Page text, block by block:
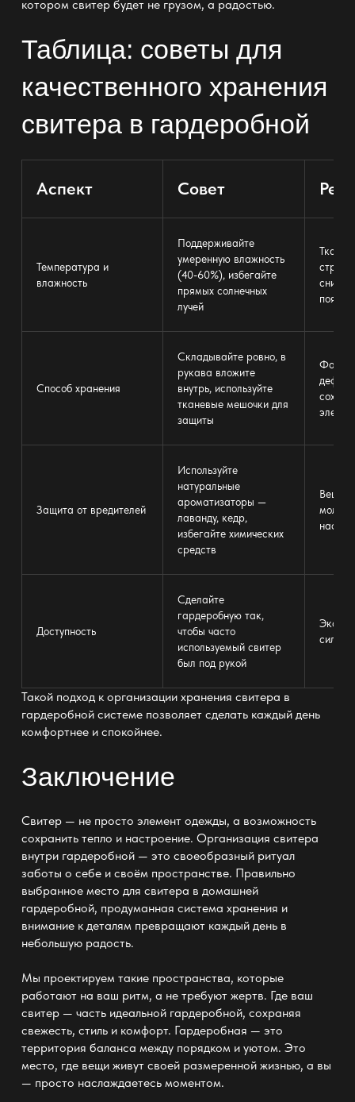
котором свитер будет не грузом, а радостью.
Таблица: советы для
качественного хранения
свитера в гардеробной
Аспект Совет
Температура и
влажность
Поддерживайте
умеренную влажность
(40-60%), избегайте
прямых солнечных
лучей
Ткань
Способ хранения
Складывайте ровно, в
рукава вложите
внутрь, используйте
тканевые мешочки для
защиты
Форма
Защита от вредителей
Используйте
натуральные
ароматизаторы —
лаванду, кедр,
избегайте химических
средств
Вещи
моли и
Доступность
Сделайте
гардеробную так,
чтобы часто
используемый свитер
был под рукой
сил на
Такой подход к организации хранения свитера в
гардеробной системе позволяет сделать каждый день
комфортнее и спокойнее.
Заключение
Свитер — не просто элемент одежды, а возможность
сохранить тепло и настроение. Организация свитера
внутри гардеробной — это своеобразный ритуал
заботы о себе и своём пространстве. Правильно
выбранное место для свитера в домашней
гардеробной, продуманная система хранения и
внимание к деталям превращают каждый день в
небольшую радость.
Мы проектируем такие пространства, которые
работают на ваш ритм, а не требуют жертв. Где ваш
свитер — часть идеальной гардеробной, сохраняя
свежесть, стиль и комфорт. Гардеробная — это
территория баланса между порядком и уютом. Это
место, где вещи живут своей размеренной жизнью, а вы
— просто наслаждаетесь моментом.